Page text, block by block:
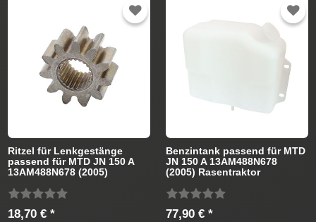
Ritzel für Lenkgestänge
passend für MTD JN 150 A
13AM488N678 (2005)
18,70 € *
Benzintank passend für MTD
JN 150 A 13AM488N678
(2005) Rasentraktor
77,90 € *